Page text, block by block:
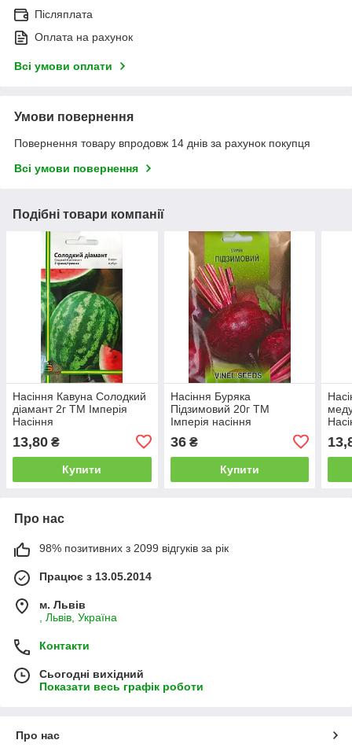
Післяплата
Оплата на рахунок
Всі умови оплати
Умови повернення
Повернення товару впродовж 14 днів за рахунок покупця
Всі умови повернення
Подібні товари компанії
Насіння Кавуна Солодкий
діамант 2г ТМ Імперія
Насіння
13,80 ₴
Купити
Насіння Буряка
Підзимовий 20г ТМ
Імперія насіння
36₴
Купити
Про нас
98% позитивних з 2099 відгуків за рік
Працює з 13.05.2014
м. Львів
, Львів, Україна
Контакти
Сьогодні вихідний
Показати весь графік роботи
Про нас